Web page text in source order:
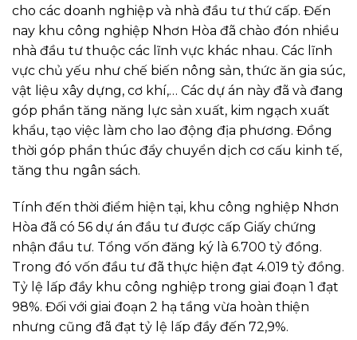
cho các doanh nghiệp và nhà đầu tư thứ cấp. Đến
nay khu công nghiệp Nhơn Hòa đã chào đón nhiều
nhà đầu tư thuộc các lĩnh vực khác nhau. Các lĩnh
vực chủ yếu như chế biến nông sản, thức ăn gia súc,
vật liệu xây dựng, cơ khí,… Các dự án này đã và đang
góp phần tăng năng lực sản xuất, kim ngạch xuất
khẩu, tạo việc làm cho lao động địa phương. Đồng
thời góp phần thúc đẩy chuyển dịch cơ cấu kinh tế,
tăng thu ngân sách.
Tính đến thời điểm hiện tại, khu công nghiệp Nhơn
Hòa đã có 56 dự án đầu tư được cấp Giấy chứng
nhận đầu tư. Tổng vốn đăng ký là 6.700 tỷ đồng.
Trong đó vốn đầu tư đã thực hiện đạt 4.019 tỷ đồng.
Tỷ lệ lấp đầy khu công nghiệp trong giai đoạn 1 đạt
98%. Đối với giai đoạn 2 hạ tầng vừa hoàn thiện
nhưng cũng đã đạt tỷ lệ lấp đầy đến 72,9%.